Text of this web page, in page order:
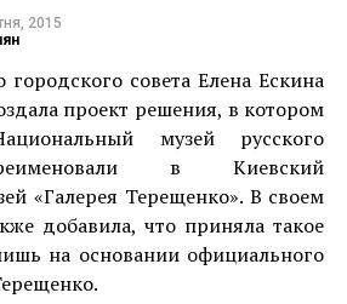
2015
городского совета Елена Ескина
проект решения, в котором
музей русского
в Киевский
«Галерея Терещенко». В своем
добавила, что приняла такое
на основании официального